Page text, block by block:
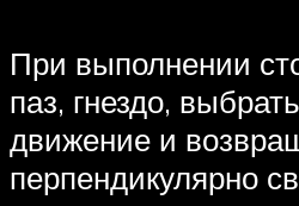
При выполнении
паз, гнездо,
движение и
перпендикулярно